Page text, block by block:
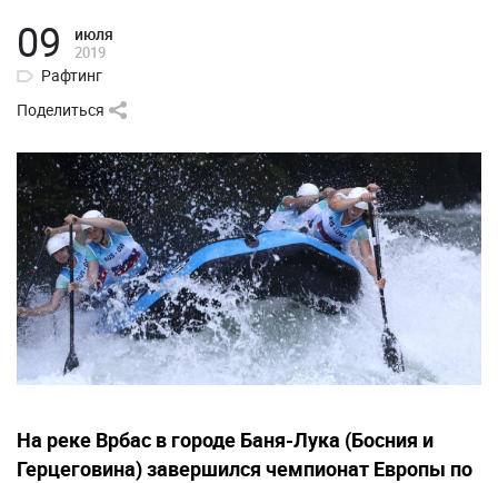
09 июля
2019
Рафтинг
Поделиться
На реке Врбас в городе Баня-Лука (Босния и
Герцеговина) завершился чемпионат Европы по